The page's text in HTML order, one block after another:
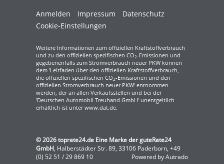
Anmelden Impressum
Datenschutz
Cookie-Einstellungen
Weitere Informationen zum offiziellen Kraftstoffverbrauch
und zu den offiziellen spezifischen CO2-Emissionen und
gegebenenfalls zum Stromverbrauch neuer PKW können
dem 'Leitfaden über den offiziellen Kraftstoffverbrauch,
die offiziellen spezifischen CO2-Emissionen und den
offiziellen Stromverbrauch neuer PKW' entnommen
werden, der an allen Verkaufsstellen und bei der
'Deutschen Automobil Treuhand GmbH' unentgeltlich
erhältlich ist unter www.dat.de.
© 2026toprate24.de Eine Marke der guteRate24
GmbH, Halberstädter Str. 89, 33106 Paderborn, +49
(0) 52 51 / 29 869 10
Powered by Autrado